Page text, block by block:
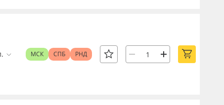
МСК СПБ РНД